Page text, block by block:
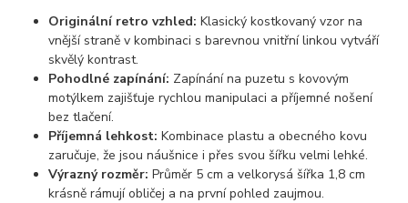
Originální retro vzhled: Klasický kostkovaný vzor na
vnější straně v kombinaci s barevnou vnitřní linkou vytváří
skvělý kontrast.
Pohodlné zapínání: Zapínání na puzetu s kovovým
motýlkem zajišťuje rychlou manipulaci a příjemné nošení
bez tlačení.
Příjemná lehkost: Kombinace plastu a obecného kovu
zaručuje, že jsou náušnice i přes svou šířku velmi lehké.
Výrazný rozměr: Průměr 5 cm a velkorysá šířka 1,8 cm
krásně rámují obličej a na první pohled zaujmou.